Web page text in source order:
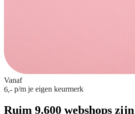
Vanaf
6,- p/m je eigen keurmerk
Ruim 9.600 webshops